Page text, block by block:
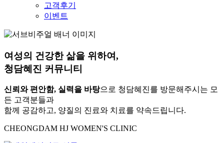
고객후기
이벤트
여성의 건강한 삶을 위하여,
청담혜진 커뮤니티
신뢰와 편안함, 실력을 바탕으로 청담혜진를 방문해주시는 모
든 고객분들과
함께 공감하고, 양질의 진료와 치료를 약속드립니다.
CHEONGDAM HJ WOMEN'S CLINIC